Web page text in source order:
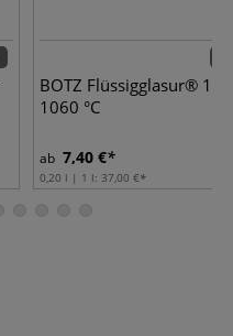
BOTZ Flüssigglasur®
1060 °C
ab 7,40 €
0,20 l | 1 l: 37,00 €